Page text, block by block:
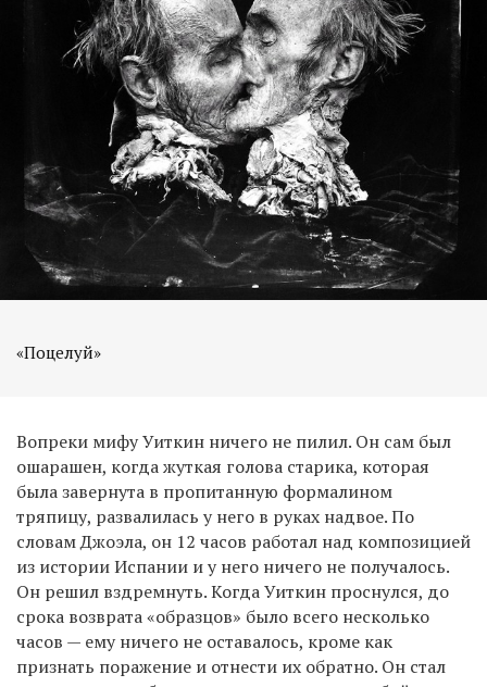
«Поцелуй»
Вопреки мифу Уиткин ничего не пилил. Он сам был
ошарашен, когда жуткая голова старика, которая
была завернута в пропитанную формалином
тряпицу, развалилась у него в руках надвое. По
словам Джоэла, он 12 часов работал над композицией
из истории Испании и у него ничего не получалось.
Он решил вздремнуть. Когда Уиткин проснулся, до
срока возврата «образцов» было всего несколько
часов — ему ничего не оставалось, кроме как
признать поражение и отнести их обратно. Он стал